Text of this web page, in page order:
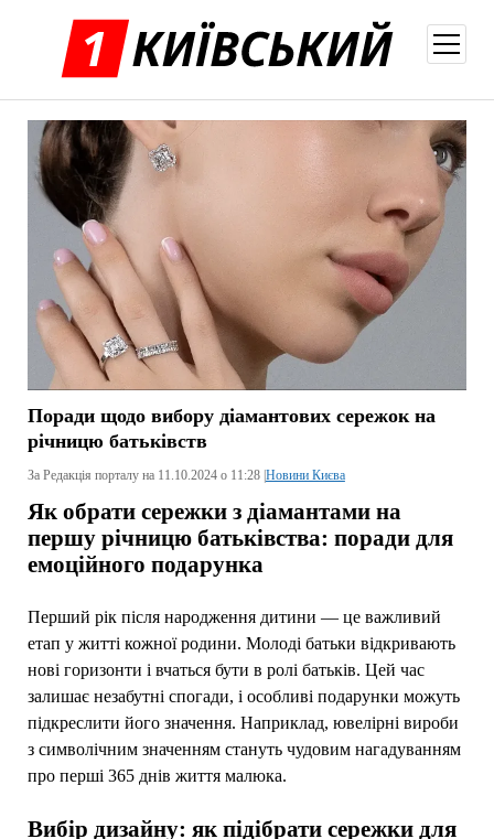
меню
Поради щодо вибору діамантових сережок на
річницю батьківств
За Редакція порталу на 11.10.2024 о 11:28 |Новини Києва
Як обрати сережки з діамантами на
першу річницю батьківства: поради для
емоційного подарунка
Перший рік після народження дитини — це важливий
етап у житті кожної родини. Молоді батьки відкривають
нові горизонти і вчаться бути в ролі батьків. Цей час
залишає незабутні спогади, і особливі подарунки можуть
підкреслити його значення. Наприклад, ювелірні вироби
з символічним значенням стануть чудовим нагадуванням
про перші 365 днів життя малюка.
Вибір дизайну: як підібрати сережки для